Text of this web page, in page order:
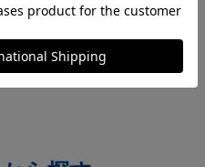
べてのグッズをチェックした